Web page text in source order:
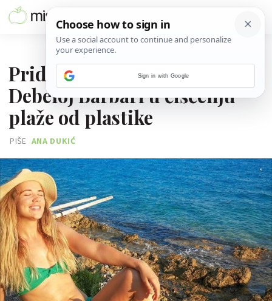
Pridruži se YouTuberici
Debeloj Barbari u čišćenju
plaže od plastike
PIŠE ANA DUKIĆ
Sign in with Google